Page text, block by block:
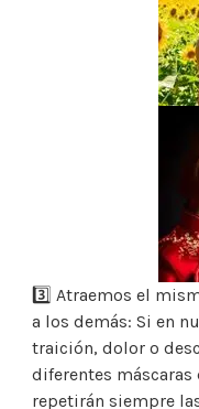
3️⃣ Atraemos el
a los demás: Si en
traición, dolor o
diferentes
repetirán siempre